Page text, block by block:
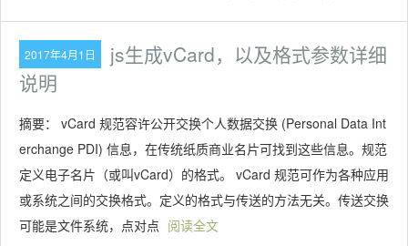
2017年4月1日
js生成vCard，以及格式参数详细
说明
摘要： vCard 规范容许公开交换个人数据交换 (Personal Data Int
erchange PDI) 信息，在传统纸质商业名片可找到这些信息。规范
定义电子名片（或叫vCard）的格式。 vCard 规范可作为各种应用
或系统之间的交换格式。定义的格式与传送的方法无关。传送交换
可能是文件系统，点对点 阅读全文